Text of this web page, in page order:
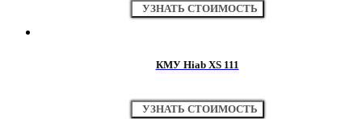
УЗНАТЬ СТОИМОСТЬ
КМУ Hiab XS 111
УЗНАТЬ СТОИМОСТЬ